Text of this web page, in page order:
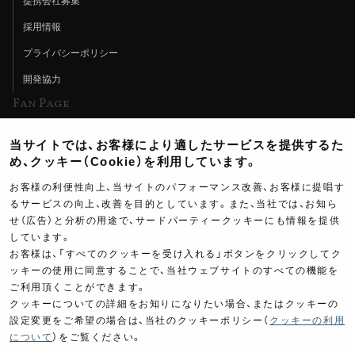
採用情報
プライバシーポリシー
開発協力
Fan Page
ヨシムラTV
イベント情報
イベントスケジュール
ツーリングブレイクタイム
製品ポスター
当サイトでは、お客様により適したサービスを提供するた
め、クッキー（Cookie）を利用しています。
お客様の利便性向上、当サイトのパフォーマンス改善、お客様に提唱す
るサービスの向上、改善を目的としています。また、当社では、お知ら
せ（広告）と分析の用途で、サードパーティークッキーにも情報を提供
しています。
お客様は、「すべてのクッキーを受け入れる」ボタンをクリックしてク
ッキーの使用に同意することで、当社ウェブサイトのすべての機能を
ご利用頂くことができます。
クッキーについての詳細をお知りになりたい場合、またはクッキーの
設定変更をご希望の場合は、当社のクッキーポリシー（ クッキーの利用
について ）をご覧ください。